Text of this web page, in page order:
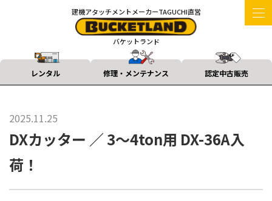
建機アタッチメントメーカーTAGUCHI直営
バケットランド
レンタル 修理・メンテナンス 認定中古販売
2025.11.25
DXカッター ／ 3〜4ton用 DX-36A入
荷！